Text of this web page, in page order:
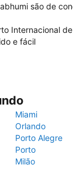
são de
Internacional
e fácil
Miami
Orlando
Porto Alegre
Porto
Milão